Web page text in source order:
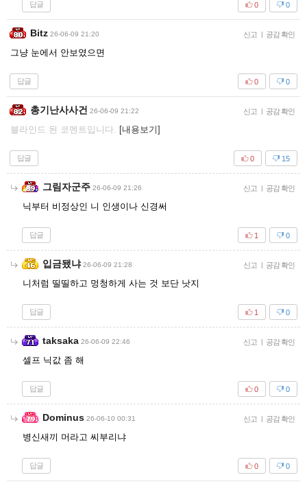
답글 0
0
Bitz 26-06-09 21:20 신고 | 공감 확인
그냥 눈에서 안보였으면
답글 0
0
총기난사사건 26-06-09 21:22 신고 | 공감 확인
블라인드 된 코멘트입니다. [내용보기]
답글 15
0
그림자군주 26-06-09 21:26 신고 | 공감 확인
닉부터 비정상인 니 인생이나 신경써
답글 0
1
입금됐냐 26-06-09 21:28 신고 | 공감 확인
니처럼 띨띨하고 멍청하게 사는 것 보단 낫지
답글 0
1
taksaka 26-06-09 22:46 신고 | 공감 확인
셀프 닉값 좀 해
답글 0
0
Dominus 26-06-10 00:31 신고 | 공감 확인
병신새끼 머라고 씨부리냐
답글 0
0